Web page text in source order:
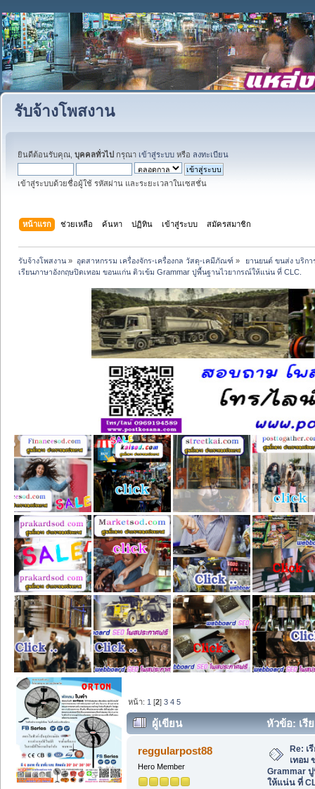
รับจ้างโพสงาน
ยินดีต้อนรับคุณ, บุคคลทั่วไป กรุณา เข้าสู่ระบบ หรือ ลงทะเบียน
เข้าสู่ระบบด้วยชื่อผู้ใช้ รหัสผ่าน และระยะเวลาในเซสชั่น
หน้าแรก ช่วยเหลือ ค้นหา ปฏิทิน เข้าสู่ระบบ สมัครสมาชิก
รับจ้างโพสงาน » อุตสาหกรรม เครื่องจักร-เครื่องกล วัสดุ-เคมีภัณฑ์ »
ยานยนต์ ขนส่ง บริก
เรียนภาษาอังกฤษปิดเทอม ขอนแก่น ติวเข้ม Grammar ปูพื้นฐานไวยากรณ์ให้แน่น ที่ CLC.
หน้า: 1 [2]3 4 5
ผู้เขียน
หัวข้อ: เรี
Grammar ปูพื้นฐานไวยากรณ์ให้แน่น ที่
reggularpost88
Hero Member
Re: เ
เทอม
Grammar
ให้แน่น ที่